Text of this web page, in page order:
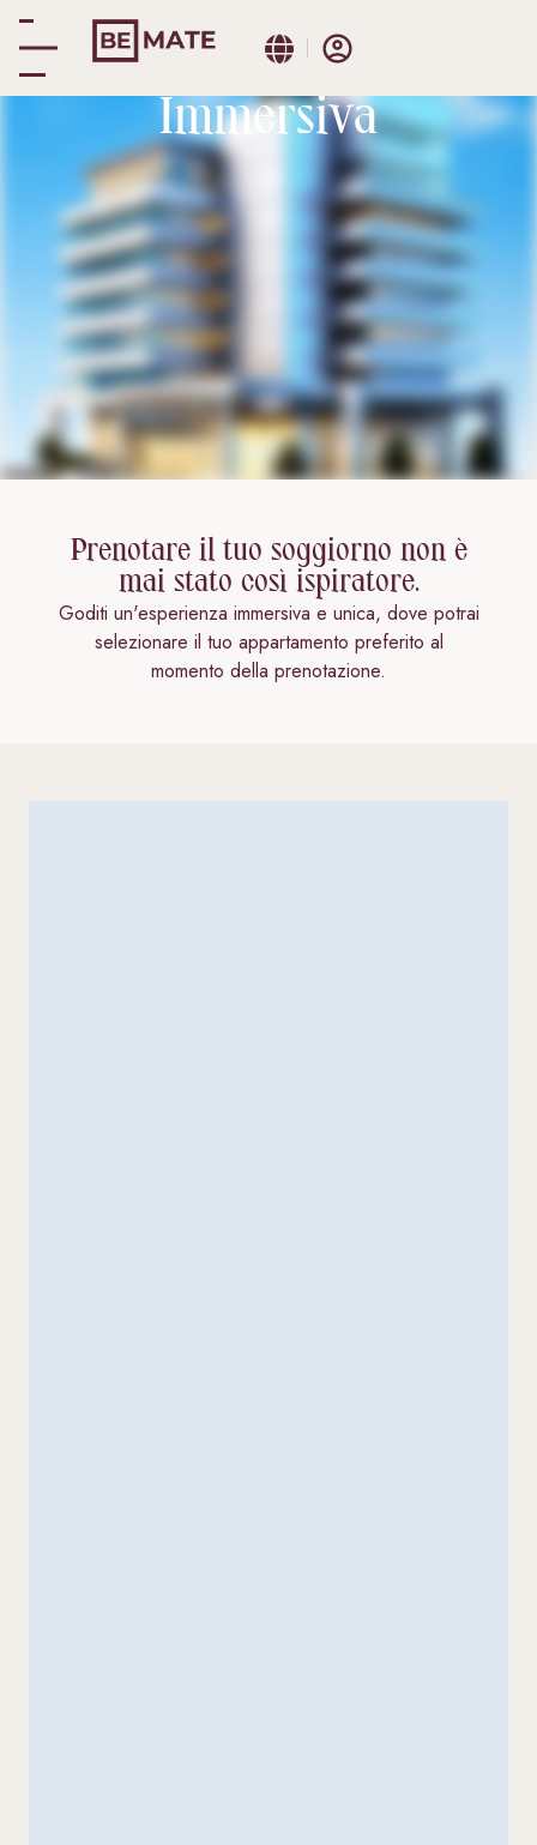
Málaga playa
Prenotazione
Immersiva
Prenotare il tuo soggiorno non è
mai stato così ispiratore.
Goditi un'esperienza immersiva e unica, dove potrai
selezionare il tuo appartamento preferito al
momento della prenotazione.